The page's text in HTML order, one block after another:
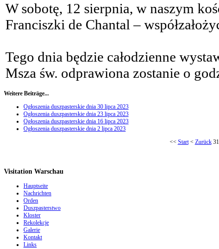
W sobotę, 12 sierpnia, w naszym
Franciszki de Chantal –
Tego dnia będzie całodzienne
Msza św. odprawiona zostanie o
Weitere Beiträge...
Ogłoszenia duszpasterskie dnia 30 lipca 2023
Ogłoszenia duszpasterskie dnia 23 lipca 2023
Ogłoszenia duszpasterskie dnia 16 lipca 2023
Ogłoszenia duszpasterskie dnia 2 lipca 2023
<< Start< Zurück 31
Visitation Warschau
Hauptseite
Nachrichten
Orden
Duszpasterstwo
Kloster
Rekolekcje
Galerie
Kontakt
Links